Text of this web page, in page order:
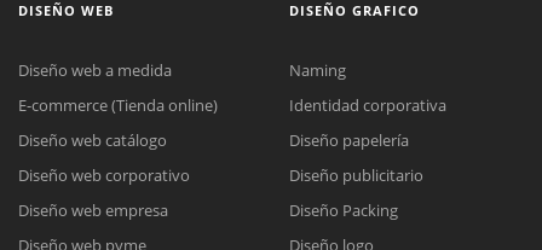
DISEÑO WEB
Diseño web a medida
E-commerce (Tienda online)
Diseño web catálogo
Diseño web corporativo
Diseño web empresa
Diseño web pyme
DISEÑO GRAFICO
Naming
Identidad corporativa
Diseño papelería
Diseño publicitario
Diseño Packing
Diseño logo